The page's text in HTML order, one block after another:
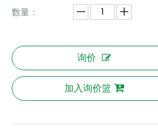
数量：
询价
加入询价篮